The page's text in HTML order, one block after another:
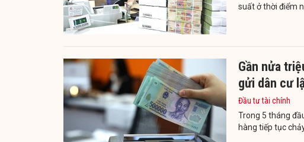
suất ở thời điểm
Gần nửa
gửi dân cư
Đầu tư tài chính
Trong 5 tháng
hàng tiếp tục